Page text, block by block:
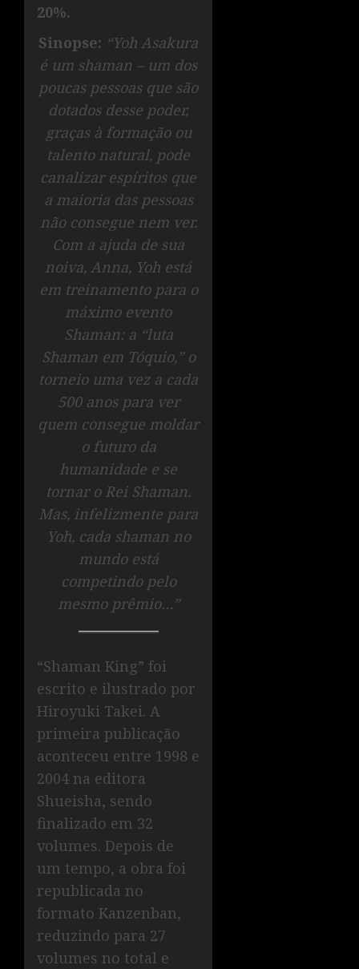
20%.
Sinopse: “Yoh Asakura
é um shaman – um dos
poucas pessoas que são
dotados desse poder,
graças à formação ou
talento natural, pode
canalizar espíritos que
a maioria das pessoas
não consegue nem ver.
Com a ajuda de sua
noiva, Anna, Yoh está
em treinamento para o
máximo evento
Shaman: a “luta
Shaman em Tóquio,” o
torneio uma vez a cada
500 anos para ver
quem consegue moldar
o futuro da
humanidade e se
tornar o Rei Shaman.
Mas, infelizmente para
Yoh, cada shaman no
mundo está
competindo pelo
mesmo prêmio…”
“Shaman King” foi
escrito e ilustrado por
Hiroyuki Takei. A
primeira publicação
aconteceu entre 1998 e
2004 na editora
Shueisha, sendo
finalizado em 32
volumes. Depois de
um tempo, a obra foi
republicada no
formato Kanzenban,
reduzindo para 27
volumes no total e